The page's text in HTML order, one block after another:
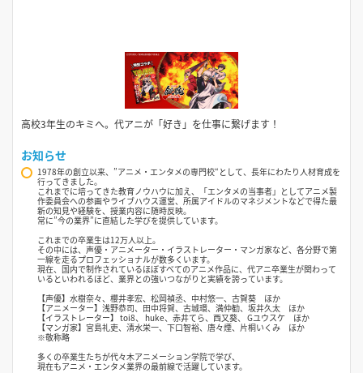
高校3年生のキミへ。代アニが「好き」を仕事に繋げます！
お知らせ
1978年の創立以来、”アニメ・エンタメの専門校“として、長年にわたり人材育成を
行ってきました。
これまでに培ってきた教育ノウハウに加え、「エンタメの当事者」としてアニメ製
作委員会への参画やライブハウス運営、所属アイドルのマネジメントなどで得た最
新の知見や経験を、授業内容に随時反映。
常に”今の業界”に直結した学びを提供しています。
これまでの卒業生は12万人以上。
その中には、声優・アニメーター・イラストレーター・マンガ家など、各分野で第
一線を走るプロフェッショナルが数多くいます。
現在、国内で制作されているほぼすべてのアニメ作品に、代アニ卒業生が関わって
いるといわれるほど、業界との強いつながりと実績を誇っています。
【声優】水樹奈々、櫻井孝宏、松岡禎丞、中村悠一、古賀葵 ほか
【アニメーター】浅野恭司、田中将賀、古城環、満仲勧、坂井久太 ほか
【イラストレーター】 toi8、 huke、赤井てら、西又葵、 Gユウスケ ほか
【マンガ家】宮島礼吏、清水栄一、下口智裕、唐々煙、片桐いくみ ほか
※敬称略
多くの卒業生たちが代々木アニメーション学院で学び、
現在もアニメ・エンタメ業界の最前線で活躍しています。